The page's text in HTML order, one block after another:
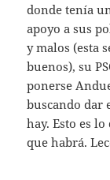
donde tenía
apoyo a sus
y malos (esta
buenos), su
ponerse
buscando dar
hay. Esto es
que habrá.